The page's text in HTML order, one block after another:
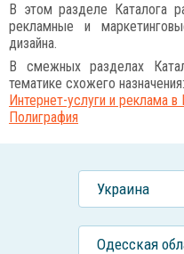
В этом разделе Каталога
рекламные и
дизайна.
В смежных разделах
тематике схожего назначения:
Интернет-услуги и реклама в
Полиграфия
Украина
Одесская